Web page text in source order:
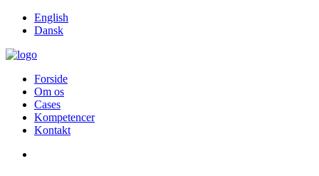
English
Dansk
Forside
Om os
Cases
Kompetencer
Kontakt